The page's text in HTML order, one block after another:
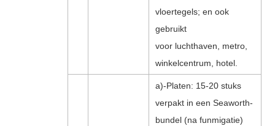
vloertegels; en ook
gebruikt
voor luchthaven, metro,
winkelcentrum, hotel.
a)-Platen: 15-20 stuks
verpakt in een Seaworth-
bundel (na funmigatie)